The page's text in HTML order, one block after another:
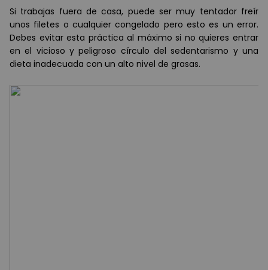
Si trabajas fuera de casa, puede ser muy tentador freír
unos filetes o cualquier congelado pero esto es un error.
Debes evitar esta práctica al máximo si no quieres entrar
en el vicioso y peligroso círculo del sedentarismo y una
dieta inadecuada con un alto nivel de grasas.